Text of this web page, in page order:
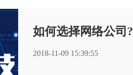
如何选择网络公司?
2018-11-09 15:39:55